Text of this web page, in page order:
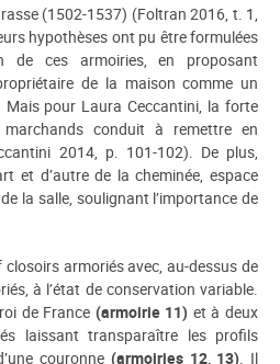
(1502-1537) (Foltran 2016, t. 1,
hypothèses ont pu être formulées
de ces armoiries, en proposant
de la maison comme un
Mais pour Laura Ceccantini, la forte
conduit à remettre en
2014, p. 101-102). De plus,
et d’autre de la cheminée, espace
la salle, soulignant l’importance de
armoriés avec, au-dessus de
à l’état de conservation variable.
de France (armoirie 11) et à deux
laissant transparaître les profils
couronne (armoiries 12, 13) . Il